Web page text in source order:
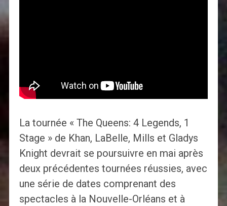
La tournée « The Queens: 4 Legends, 1
Stage » de Khan, LaBelle, Mills et Gladys
Knight devrait se poursuivre en mai après
deux précédentes tournées réussies, avec
une série de dates comprenant des
spectacles à la Nouvelle-Orléans et à